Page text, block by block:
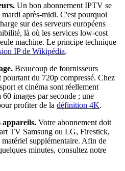
Un bon abonnement IPTV se
après-midi. C'est pourquoi
sur des serveurs européens
là où les services low-cost
machine. Le principe technique
IP de Wikipédia.
Beaucoup de fournisseurs
du 720p compressé. Chez
et cinéma sont réellement
images par seconde ; une
profiter de la définition 4K.
appareils. Votre abonnement doit
TV Samsung ou LG, Firestick,
supplémentaire. Afin de
minutes, consultez notre